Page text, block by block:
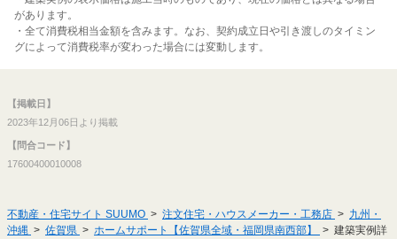
があります。
・全て消費税相当金額を含みます。なお、契約成立日や引き渡しのタイミン
グによって消費税率が変わった場合には変動します。
【掲載日】
2023年12月06日より掲載
【問合コード】
17600400010008
不動産・住宅サイト SUUMO 注文住宅・ハウスメーカー・工務店
九州・
沖縄
佐賀県 ホームサポート【佐賀県全域・福岡県南西部】
建築実例詳